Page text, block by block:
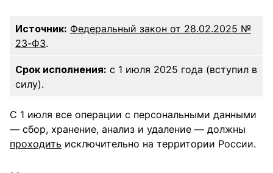
Источник: Федеральный закон от 28.02.2025 №
23-ФЗ.
Срок исполнения: с 1 июля 2025 года (вступил в
силу).
С 1 июля все операции с персональными данными
— сбор, хранение, анализ и удаление — должны
проходить исключительно на территории России.